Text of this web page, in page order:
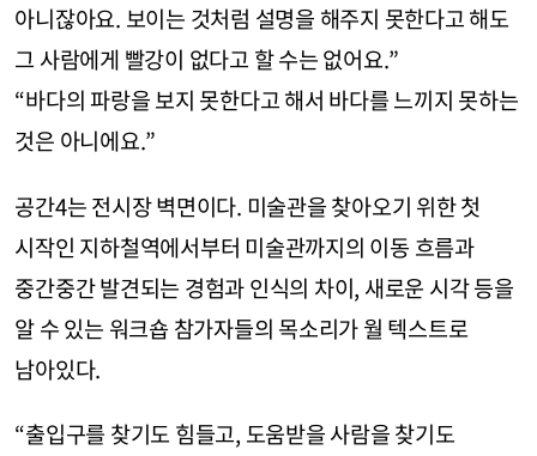
아니잖아요. 보이는 것처럼 설명을 해주지 못한다고 해도
그 사람에게 빨강이 없다고 할 수는 없어요.”
“바다의 파랑을 보지 못한다고 해서 바다를 느끼지 못하는
것은 아니에요.”
공간4는 전시장 벽면이다. 미술관을 찾아오기 위한 첫
시작인 지하철역에서부터 미술관까지의 이동 흐름과
중간중간 발견되는 경험과 인식의 차이, 새로운 시각 등을
알 수 있는 워크숍 참가자들의 목소리가 월 텍스트로
남아있다.
“출입구를 찾기도 힘들고, 도움받을 사람을 찾기도